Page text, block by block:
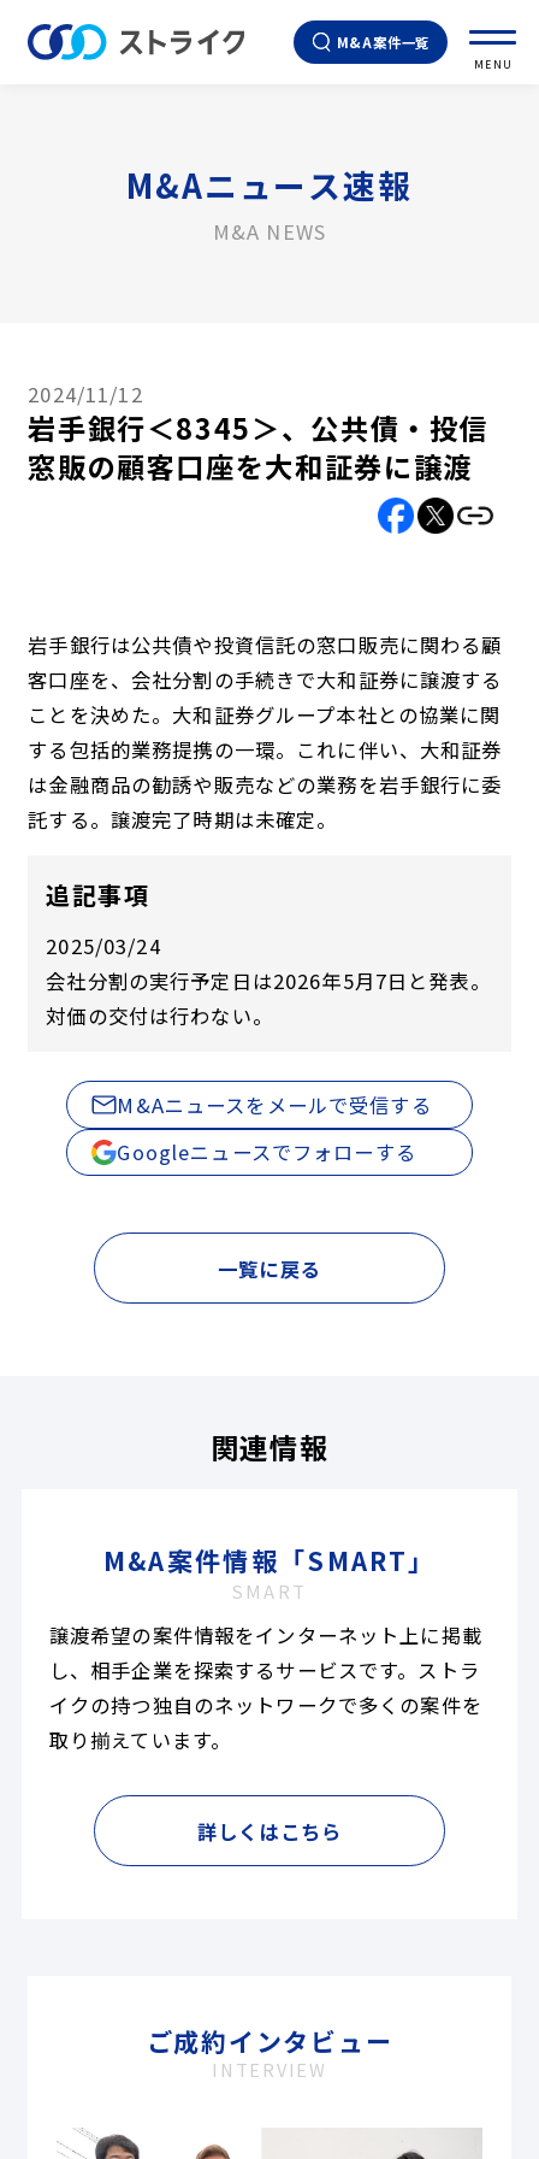
M&A案件一覧
MENU
M&Aニュース速報
M&A NEWS
2024/11/12
岩手銀行＜8345＞、公共債・投信
窓販の顧客口座を大和証券に譲渡
岩手銀行は公共債や投資信託の窓口販売に関わる顧
客口座を、会社分割の手続きで大和証券に譲渡する
ことを決めた。大和証券グループ本社との協業に関
する包括的業務提携の一環。これに伴い、大和証券
は金融商品の勧誘や販売などの業務を岩手銀行に委
託する。譲渡完了時期は未確定。
追記事項
2025/03/24
会社分割の実行予定日は2026年5月7日と発表。
対価の交付は行わない。
M&Aニュースをメールで受信する
Googleニュースでフォローする
一覧に戻る
関連情報
M&A案件情報「SMART」
SMART
譲渡希望の案件情報をインターネット上に掲載
し、相手企業を探索するサービスです。ストラ
イクの持つ独自のネットワークで多くの案件を
取り揃えています。
詳しくはこちら
ご成約インタビュー
INTERVIEW